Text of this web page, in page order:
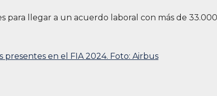
para llegar a un acuerdo laboral con más de